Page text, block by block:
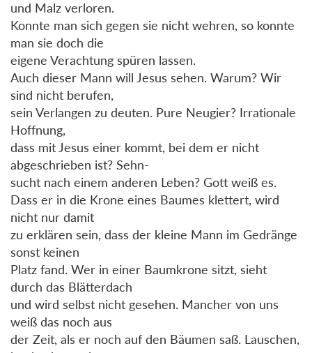
und Malz verloren.
Konnte man sich gegen sie nicht wehren, so konnte
man sie doch die
eigene Verachtung spüren lassen.
Auch dieser Mann will Jesus sehen. Warum? Wir
sind nicht berufen,
sein Verlangen zu deuten. Pure Neugier? Irrationale
Hoffnung,
dass mit Jesus einer kommt, bei dem er nicht
abgeschrieben ist? Sehn-
sucht nach einem anderen Leben? Gott weiß es.
Dass er in die Krone eines Baumes klettert, wird
nicht nur damit
zu erklären sein, dass der kleine Mann im Gedränge
sonst keinen
Platz fand. Wer in einer Baumkrone sitzt, sieht
durch das Blätterdach
und wird selbst nicht gesehen. Mancher von uns
weiß das noch aus
der Zeit, als er noch auf den Bäumen saß. Lauschen,